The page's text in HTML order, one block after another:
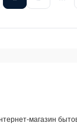
магазин